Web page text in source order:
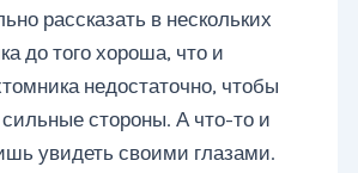
рассказать в нескольких
до того хороша, что и
недостаточно, чтобы
стороны. А что-то и
увидеть своими глазами.